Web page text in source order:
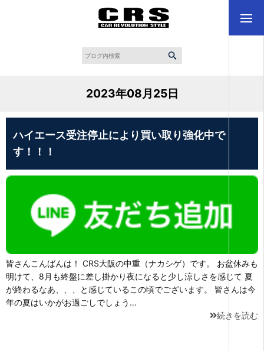
2023年08月25日
ハイエース受注停止により買い取り強化中で
す！！！
皆さんこんばんは！ CRS大阪の中重（ナカシゲ）です。 お盆休みも
明けて、8月も終盤に差し掛かり夜になると少し涼しさを感じて 夏
が終わるなあ、、、と感じているこの頃でございます。 皆さんは今
年の夏はいかがお過ごしでしょう…
続きを読む